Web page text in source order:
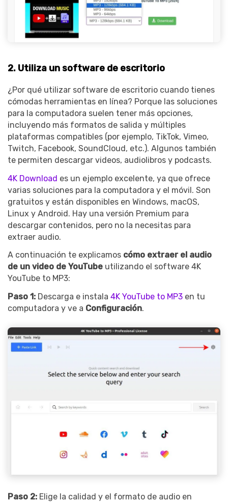
2. Utiliza un software de escritorio
¿Por qué utilizar software de escritorio cuando tienes
cómodas herramientas en línea? Porque las soluciones
para la computadora suelen tener más opciones,
incluyendo más formatos de salida y múltiples
plataformas compatibles (por ejemplo, TikTok, Vimeo,
Twitch, Facebook, SoundCloud, etc.). Algunos también
te permiten descargar videos, audiolibros y podcasts.
4K Download es un ejemplo excelente, ya que ofrece
varias soluciones para la computadora y el móvil. Son
gratuitos y están disponibles en Windows, macOS,
Linux y Android. Hay una versión Premium para
descargar contenidos, pero no la necesitas para
extraer audio.
A continuación te explicamos cómo extraer el audio
de un video de YouTube utilizando el software 4K
YouTube to MP3:
Paso 1: Descarga e instala 4K YouTube to MP3 en tu
computadora y ve a Configuración.
Paso 2: Elige la calidad y el formato de audio en